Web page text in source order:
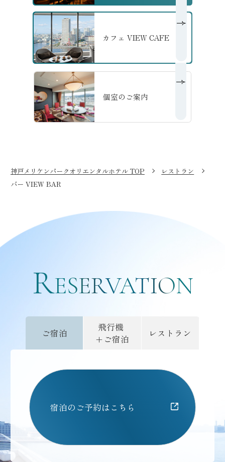
カフェ VIEW CAFE
の詳細へ
個室のご案内
の詳細へ
神戸メリケンパークオリエンタルホテル TOP
レストラン
バー VIEW BAR
RESERVATION
ご宿泊
飛行機
+ご宿泊
レストラン
宿泊のご予約はこちら